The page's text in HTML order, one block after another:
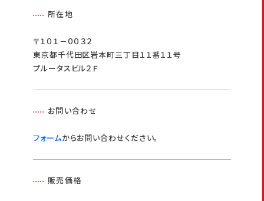
所在地
〒１０１－００３２
東京都千代田区岩本町三丁目１１番１１号
プルータスビル２Ｆ
お問い合わせ
フォームからお問い合わせください。
販売価格